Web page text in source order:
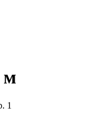
м
1